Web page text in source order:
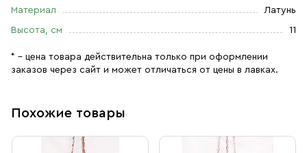
Материал Латунь
Высота, см 11
* – цена товара действительна только при оформлении
заказов через сайт и может отличаться от цены в лавках.
Похожие товары